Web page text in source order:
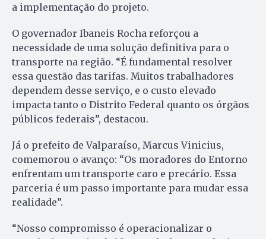
a implementação do projeto.
O governador Ibaneis Rocha reforçou a
necessidade de uma solução definitiva para o
transporte na região. “É fundamental resolver
essa questão das tarifas. Muitos trabalhadores
dependem desse serviço, e o custo elevado
impacta tanto o Distrito Federal quanto os órgãos
públicos federais”, destacou.
Já o prefeito de Valparaíso, Marcus Vinicius,
comemorou o avanço: “Os moradores do Entorno
enfrentam um transporte caro e precário. Essa
parceria é um passo importante para mudar essa
realidade”.
“Nosso compromisso é operacionalizar o